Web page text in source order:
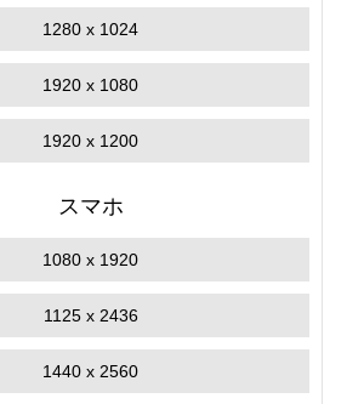
1280 x 1024
1920 x 1080
1920 x 1200
スマホ
1080 x 1920
1125 x 2436
1440 x 2560